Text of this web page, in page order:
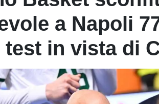
a Napoli
in vista di